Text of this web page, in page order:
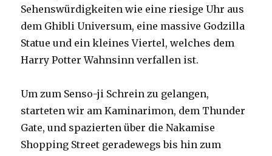
Sehenswürdigkeiten wie eine riesige Uhr aus
dem Ghibli Universum, eine massive Godzilla
Statue und ein kleines Viertel, welches dem
Harry Potter Wahnsinn verfallen ist.
Um zum Senso-ji Schrein zu gelangen,
starteten wir am Kaminarimon, dem Thunder
Gate, und spazierten über die Nakamise
Shopping Street geradewegs bis hin zum